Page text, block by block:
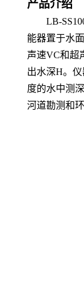
产品介绍
LB-
能器置于水
声速VC和超
出水深H。
度的水中测
河道勘测和